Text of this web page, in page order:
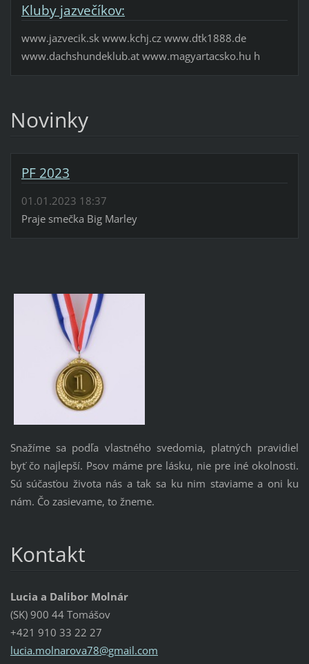
Kluby jazvečíkov:
www.jazvecik.sk www.kchj.cz www.dtk1888.de
www.dachshundeklub.at www.magyartacsko.hu h
Novinky
PF 2023
01.01.2023 18:37
Praje smečka Big Marley
Snažíme sa podľa vlastného svedomia, platných pravidiel
byť čo najlepší. Psov máme pre lásku, nie pre iné okolnosti.
Sú súčasťou života nás a tak sa ku nim staviame a oni ku
nám. Čo zasievame, to žneme.
Kontakt
Lucia a Dalibor Molnár
(SK) 900 44 Tomášov
+421 910 33 22 27
lucia.molnarova78@gmail.com